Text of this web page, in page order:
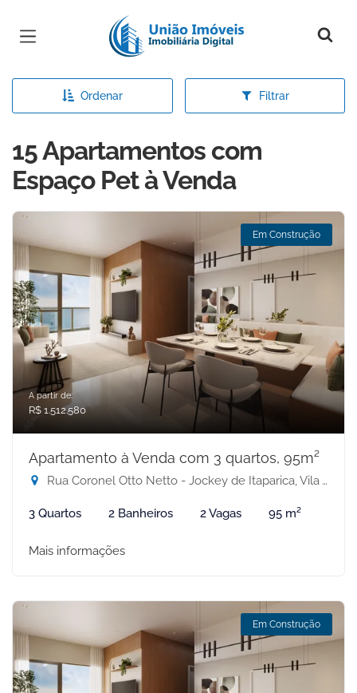
Página inicial
Ordenar Filtrar
15 Apartamentos com
Espaço Pet à Venda
Em Construção
A partir de:
R$ 1.512.580
Apartamento à Venda com 3 quartos, 95m²
Rua Coronel Otto Netto - Jockey de Itaparica, Vila Velha-ES
3 Quartos 2 Banheiros 2 Vagas 95 m²
Mais informações
Em Construção